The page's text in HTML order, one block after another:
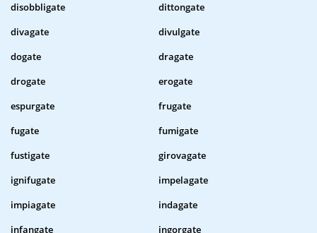
disobbligate
dittongate
divagate
divulgate
dogate
dragate
drogate
erogate
espurgate
frugate
fugate
fumigate
fustigate
girovagate
ignifugate
impelagate
impiagate
indagate
infangate
ingorgate